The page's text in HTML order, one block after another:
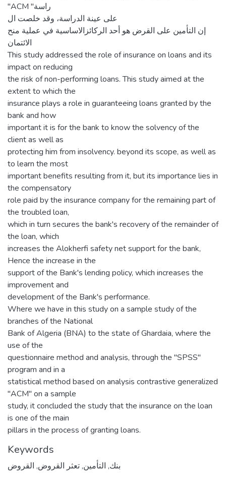
"ACM "راسة
على عينة الدراسة، وقد خلصت ال
إن التأمين على القرض هو أحد الركائزالاساسية في عملية منح
الائتمان
This study addressed the role of insurance on loans and its
impact on reducing
the risk of non-performing loans. This study aimed at the
extent to which the
insurance plays a role in guaranteeing loans granted by the
bank and how
important it is for the bank to know the solvency of the
client as well as
protecting him from insolvency. beyond its scope, as well as
to learn the most
important benefits resulting from it, but its importance lies in
the compensatory
role paid by the insurance company for the remaining part of
the troubled loan,
which in turn secures the bank's recovery of the remainder of
the loan, which
increases the Alokherfi safety net support for the bank,
Hence the increase in the
support of the Bank's lending policy, which increases the
improvement and
development of the Bank's performance.
Where we have in this study on a sample study of the
branches of the National
Bank of Algeria (BNA) to the state of Ghardaia, where the
use of the
questionnaire method and analysis, through the "SPSS"
program and in a
statistical method based on analysis contrastive generalized
"ACM" on a sample
study, it concluded the study that the insurance on the loan
is one of the main
pillars in the process of granting loans.
Keywords
بنك, التأمين,تعثر القروض, القروض